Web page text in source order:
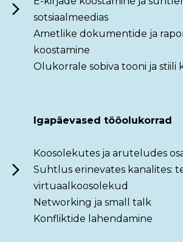
sotsiaalmeedias
Ametlike dokumentide ja
koostamine
Olukorrale sobiva tooni ja stiili
Igapäevased tööolukorrad
Koosolekutes ja aruteludes
Suhtlus erinevates kanalites:
virtuaalkoosolekud
Networking ja small talk
Konfliktide lahendamine